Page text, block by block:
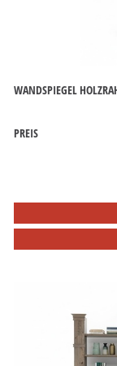
WANDSPIEGEL
PREIS